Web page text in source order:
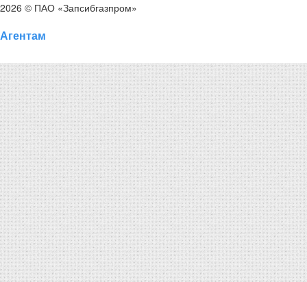
2026 © ПАО «Запсибгазпром»
Агентам